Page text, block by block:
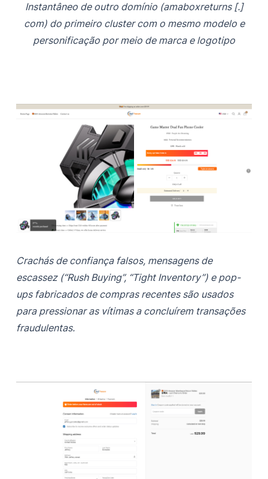
Instantâneo de outro domínio (amaboxreturns [.]
com) do primeiro cluster com o mesmo modelo e
personificação por meio de marca e logotipo
Crachás de confiança falsos, mensagens de
escassez (“Rush Buying”, “Tight Inventory”) e pop-
ups fabricados de compras recentes são usados
para pressionar as vítimas a concluírem transações
fraudulentas.